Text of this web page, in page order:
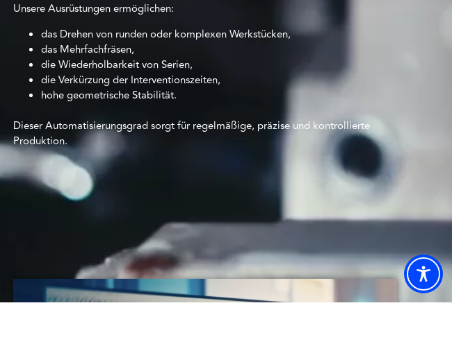
Unsere Ausrüstungen ermöglichen:
das Drehen von runden oder komplexen Werkstücken,
das Mehrfachfräsen,
die Wiederholbarkeit von Serien,
die Verkürzung der Interventionszeiten,
hohe geometrische Stabilität.
Dieser Automatisierungsgrad sorgt für regelmäßige, präzise und kontrollierte
Produktion.